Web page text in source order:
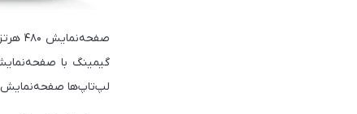
لپ‌تاپ‌ها صفحه‌نمایش ۱۶۵ هرتز دارند و مدل ۴۸۰ هرتز ۳۰۰ دلار گران‌تر است.